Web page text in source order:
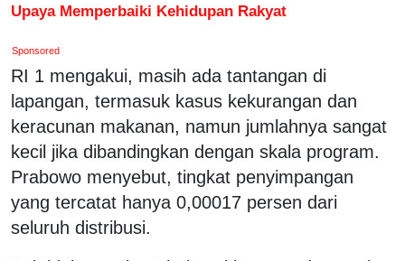
Upaya Memperbaiki Kehidupan Rakyat
Sponsored
RI 1 mengakui, masih ada tantangan di
lapangan, termasuk kasus kekurangan dan
keracunan makanan, namun jumlahnya sangat
kecil jika dibandingkan dengan skala program.
Prabowo menyebut, tingkat penyimpangan
yang tercatat hanya 0,00017 persen dari
seluruh distribusi.